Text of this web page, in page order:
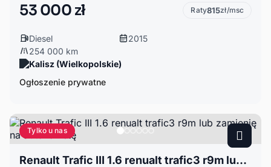
53 000 zł Raty815zł/msc
Diesel
2015
254 000 km
Kalisz (Wielkopolskie)
Ogłoszenie prywatne
Tylko u nas
Renault Trafic III 1.6 renualt trafic3 r9m lub zamienię na auto lawetę